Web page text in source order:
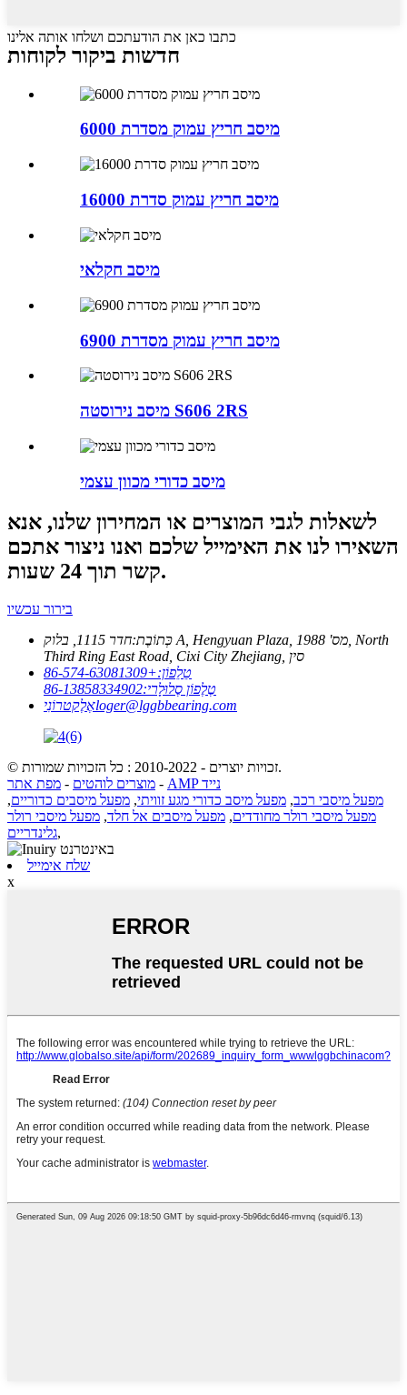
כתבו כאן את הודעתכם ושלחו אותה אלינו
חדשות ביקור לקוחות
מיסב חריץ עמוק מסדרת 6000
מיסב חריץ עמוק סדרת 16000
מיסב חקלאי
מיסב חריץ עמוק מסדרת 6900
מיסב נירוסטה S606 2RS
מיסב כדורי מכוון עצמי
לשאלות לגבי המוצרים או המחירון שלנו, אנא
השאירו לנו את האימייל שלכם ואנו ניצור אתכם
קשר תוך 24 שעות.
בירור עכשיו
כְּתוֹבֶת:
חדר 1115, בלוק A, Hengyuan Plaza, מס' 1988, North
Third Ring East Road, Cixi City Zhejiang, סין
טֵלֵפוֹן:+86-574-63081309
טֶלֶפוֹן סֶלוּלָרי:86-13858334902
אֶלֶקטרוֹנִיloger@lggbbearing.com
© זכויות יוצרים - 2010-2022 : כל הזכויות שמורות.
מוצרים לוהטים - מפת אתר -
AMP נייד
מפעל מיסבי רכב, מפעל מיסב כדורי מגע זוויתי, מפעל מיסבים כדוריים,
מפעל מיסבי רולר מחודדים, מפעל מיסבים אל חלד, מפעל מיסבי רולר
גלינדריים,
שלח אימייל
x